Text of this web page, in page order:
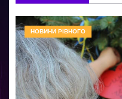
НОВИНИ РІВНОГО